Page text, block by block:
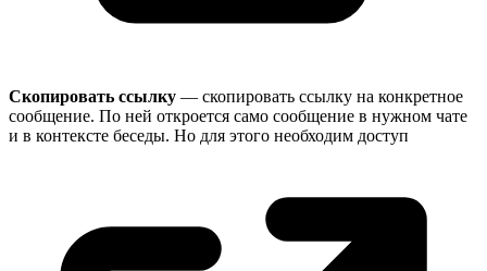
Скопировать ссылку — скопировать ссылку на конкретное
сообщение. По ней откроется само сообщение в нужном чате
и в контексте беседы. Но для этого необходим доступ